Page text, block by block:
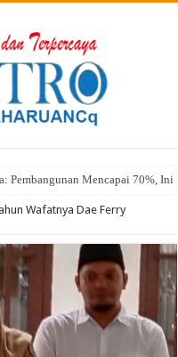
Kompetensi
Wafatnya Dae Ferry